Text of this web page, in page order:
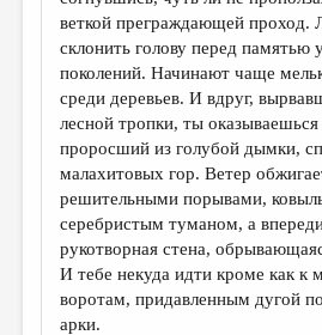
ПЕРЕВОДЫ
КОНКУРСЫ
ДЕТСКАЯ КОМНАТА
КНИЖНАЯ ПОЛКА
ОБЗОР ЛИТЕРАТУРЫ
СТРАНИЦЫ ПАМЯТИ
ОБЪЯВЛЕНИЯ
веткой преграждающей проход.
склонить голову перед
поколений. Начинают чаще
среди деревьев. И вдруг,
лесной тропки, ты
проросший из голубой дымки,
малахитовых гор. Ветер
решительными порывами,
серебристым туманом, а
рукотворная стена,
И тебе некуда идти кроме как к
воротам, придавленным дугой
арки.